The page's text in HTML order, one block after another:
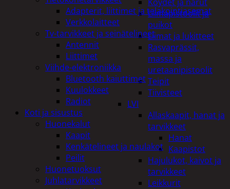
Liimapistoolit ja
puikot
Liimat ja lukitteet
Rasvaprässit,
massa ja
uretaanipistoolit
Teipit
Tiivisteet
LVI
Allaskaapit, hanat ja
tarvikkeet
Hanat
Kaapistot
Hajulukot, kaivot ja
tarvikkeet
Leikkurit
Adapterit, liittimet ja telakointiasemat
Verkkolaitteet
Tv-tarvikkeet ja seinätelineet
Antennit
Liittimet
Viihde-elektroniikka
Bluetooth kaiuttimet
Kuulokkeet
Radiot
Koti ja sisustus
Huonekalut
Kaapit
Kenkätelineet ja naulakot
Peilit
Huonetuoksut
Juhlatarvikkeet